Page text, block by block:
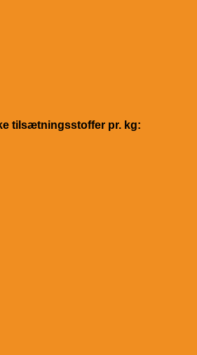
tilsætningsstoffer pr. kg: